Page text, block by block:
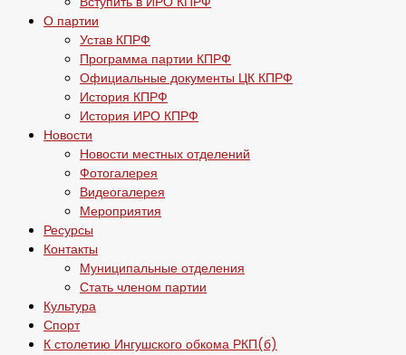
О партии
Устав КПРФ
Программа партии КПРФ
Официальные документы ЦК КПРФ
История КПРФ
История ИРО КПРФ
Новости
Новости местных отделений
Фотогалерея
Видеогалерея
Мероприятия
Ресурсы
Контакты
Муниципальные отделения
Стать членом партии
Культура
Спорт
К столетию Ингушского обкома РКП(б)